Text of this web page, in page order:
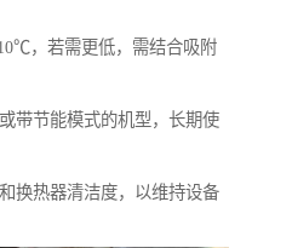
，若需更低，需结合吸附
带节能模式的机型，长期使
换热器清洁度，以维持设备